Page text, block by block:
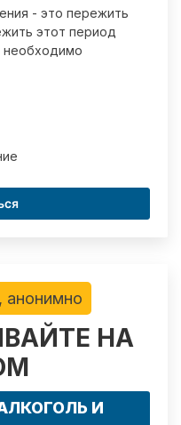
- это пережить
этот период
необходимо
анонимно
НА
И